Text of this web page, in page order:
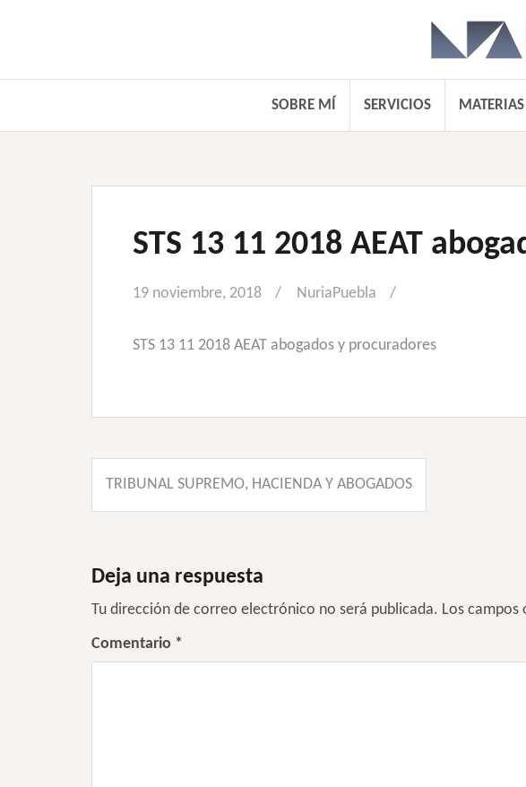
SOBRE MÍ SERVICIOS MATERIAS
STS 13 11 2018 AEAT
19 noviembre, 2018 NuriaPuebla
STS 13 11 2018 AEAT abogados y procuradores
Navegación
TRIBUNAL SUPREMO, HACIENDA Y ABOGADOS
Deja una respuesta
Tu dirección de correo electrónico no será publicada. Los
Comentario *